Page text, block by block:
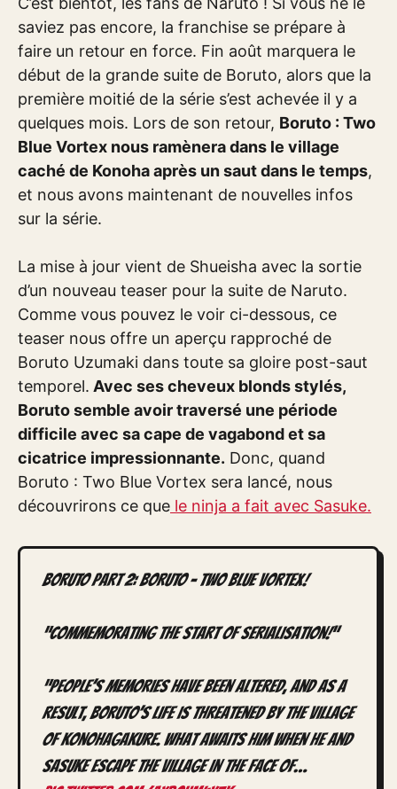
saviez pas encore, la franchise se prépare à
faire un retour en force. Fin août marquera le
début de la grande suite de Boruto, alors que la
première moitié de la série s’est achevée il y a
quelques mois. Lors de son retour, Boruto : Two
Blue Vortex nous ramènera dans le village
caché de Konoha après un saut dans le temps,
et nous avons maintenant de nouvelles infos
sur la série.
La mise à jour vient de Shueisha avec la sortie
d’un nouveau teaser pour la suite de Naruto.
Comme vous pouvez le voir ci-dessous, ce
teaser nous offre un aperçu rapproché de
Boruto Uzumaki dans toute sa gloire post-saut
temporel. Avec ses cheveux blonds stylés,
Boruto semble avoir traversé une période
difficile avec sa cape de vagabond et sa
cicatrice impressionnante. Donc, quand
Boruto : Two Blue Vortex sera lancé, nous
découvrirons ce que le ninja a fait avec Sasuke.
BORUTO PART 2: BORUTO – TWO BLUE VORTEX!
“Commemorating the start of serialisation!”
“People’s memories have been altered, and as a
result, Boruto’s life is threatened by the village
of Konohagakure. What awaits him when he and
Sasuke escape the village in the face of…